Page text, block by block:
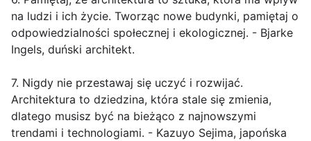
na ludzi i ich życie. Tworząc nowe budynki, pamiętaj o
odpowiedzialności społecznej i ekologicznej. - Bjarke
Ingels, duński architekt.
7. Nigdy nie przestawaj się uczyć i rozwijać.
Architektura to dziedzina, która stale się zmienia,
dlatego musisz być na bieżąco z najnowszymi
trendami i technologiami. - Kazuyo Sejima, japońska